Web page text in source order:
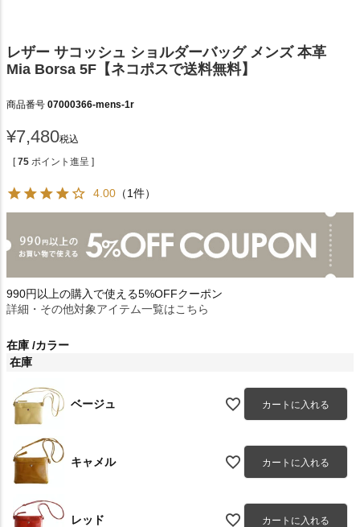
レザー サコッシュ ショルダーバッグ メンズ 本革
Mia Borsa 5F【ネコポスで送料無料】
商品番号 07000366-mens-1r
¥7,480税込
[ 75 ポイント進呈 ]
4.00 （1件）
990円以上の購入で使える5%OFFクーポン
詳細・その他対象アイテム一覧はこちら
在庫 カラー
在庫
ベージュ カートに入れる
キャメル カートに入れる
レッド カートに入れる